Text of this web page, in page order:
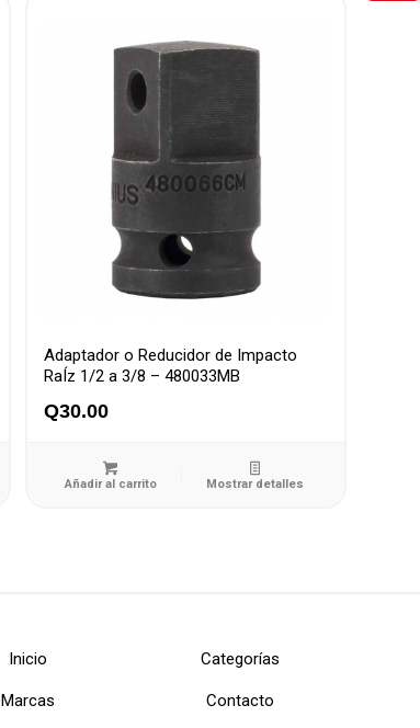
Adaptador o Reducidor de Impacto
RaÍz 1/2 a 3/8 – 480033MB
Q30.00
Añadir al carrito Mostrar detalles
Inicio Categorías
Marcas Contacto